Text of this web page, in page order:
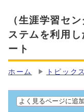
（生涯学習セ
ステムを利用
ート
ホーム トピックス
よく見るページに追加